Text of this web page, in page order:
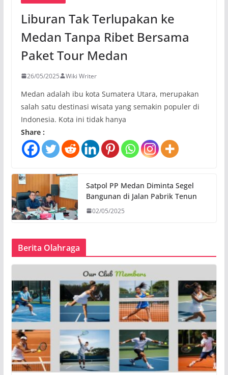
Liburan Tak Terlupakan ke
Medan Tanpa Ribet Bersama
Paket Tour Medan
26/05/2025 Wiki Writer
Medan adalah ibu kota Sumatera Utara, merupakan
salah satu destinasi wisata yang semakin populer di
Indonesia. Kota ini tidak hanya
Share :
Satpol PP Medan Diminta Segel
Bangunan di Jalan Pabrik Tenun
02/05/2025
Berita Olahraga